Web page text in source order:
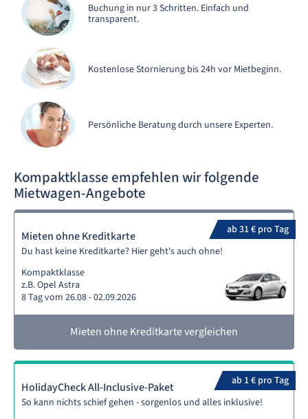
Buchung in nur 3 Schritten. Einfach und
transparent.
Kostenlose Stornierung bis 24h vor Mietbeginn.
Persönliche Beratung durch unsere Experten.
Kompaktklasse empfehlen wir folgende
Mietwagen-Angebote
ab 31 € pro Tag
Mieten ohne Kreditkarte
Du hast keine Kreditkarte? Hier geht's auch ohne!
Kompaktklasse
z.B. Opel Astra
8 Tag vom 26.08 - 02.09.2026
Mieten ohne Kreditkarte vergleichen
ab 1 € pro Tag
HolidayCheck All-Inclusive-Paket
So kann nichts schief gehen - sorgenlos und alles inklusive!